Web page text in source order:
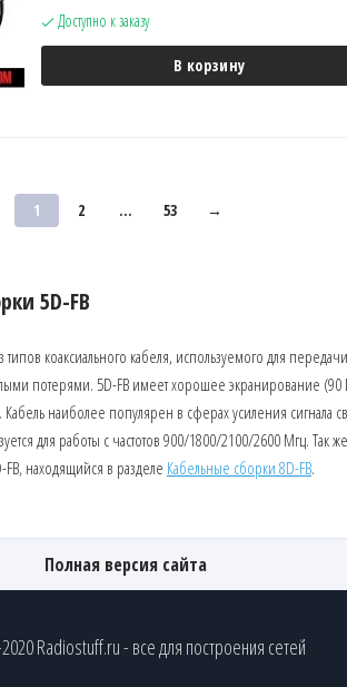
Доступно к заказу
В корзину
1 2 ... 53 →
5D-FB
коаксиального кабеля, используемого для
потерями. 5D-FB имеет хорошее экранирование
наиболее популярен в сферах усиления сигнала
для работы с частотов 900/1800/2100/2600 Мгц. Так
FB, находящийся в разделе Кабельные сборки 8D-FB.
Полная версия сайта
Radiostuff.ru - все для построения сетей